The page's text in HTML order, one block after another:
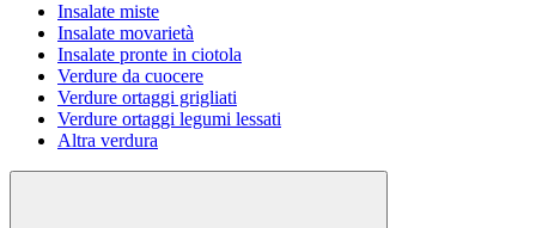
Insalate miste
Insalate movarietà
Insalate pronte in ciotola
Verdure da cuocere
Verdure ortaggi grigliati
Verdure ortaggi legumi lessati
Altra verdura